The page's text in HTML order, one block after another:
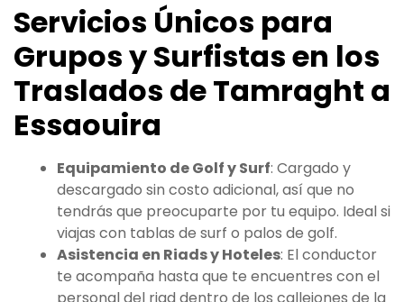
Servicios Únicos para
Grupos y Surfistas en los
Traslados de Tamraght a
Essaouira
Equipamiento de Golf y Surf: Cargado y
descargado sin costo adicional, así que no
tendrás que preocuparte por tu equipo. Ideal si
viajas con tablas de surf o palos de golf.
Asistencia en Riads y Hoteles: El conductor
te acompaña hasta que te encuentres con el